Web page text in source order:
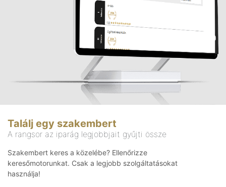
Találj egy szakembert
A rangsor az iparág legjobbjait gyűjti össze
Szakembert keres a közelébe? Ellenőrizze
keresőmotorunkat. Csak a legjobb szolgáltatásokat
használja!